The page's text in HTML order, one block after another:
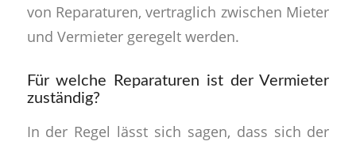
von Reparaturen, vertraglich zwischen Mieter
und Vermieter geregelt werden.
Für welche Reparaturen ist der Vermieter
zuständig?
In der Regel lässt sich sagen, dass sich der